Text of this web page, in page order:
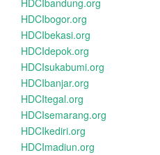
HDCIbandung.org
HDCIbogor.org
HDCIbekasi.org
HDCIdepok.org
HDCIsukabumi.org
HDCIbanjar.org
HDCItegal.org
HDCIsemarang.org
HDCIkediri.org
HDCImadiun.org